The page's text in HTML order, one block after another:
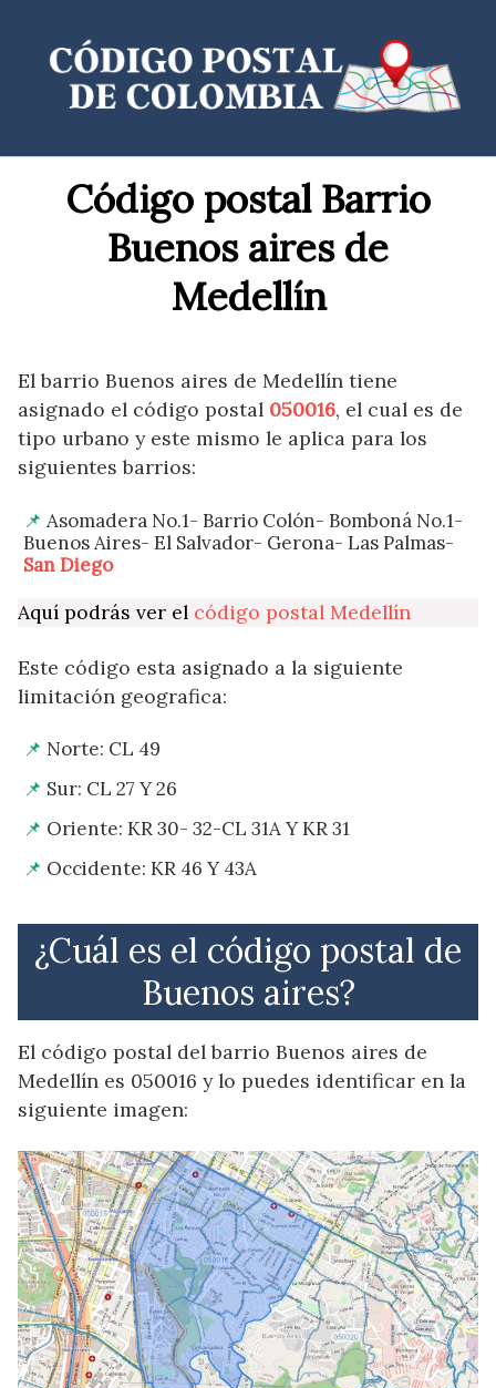
contenido
Código postal Barrio
Buenos aires de
Medellín
El barrio Buenos aires de Medellín tiene
asignado el código postal 050016, el cual es de
tipo urbano y este mismo le aplica para los
siguientes barrios:
Asomadera No.1- Barrio Colón- Bomboná No.1-
Buenos Aires- El Salvador- Gerona- Las Palmas-
San Diego
Aquí podrás ver el código postal Medellín
Este código esta asignado a la siguiente
limitación geografica:
Norte: CL 49
Sur: CL 27 Y 26
Oriente: KR 30- 32-CL 31A Y KR 31
Occidente: KR 46 Y 43A
¿Cuál es el código postal de
Buenos aires?
El código postal del barrio Buenos aires de
Medellín es 050016 y lo puedes identificar en la
siguiente imagen: